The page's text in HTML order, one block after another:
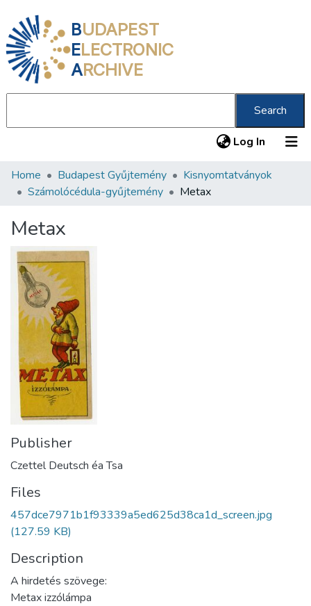
BUDAPEST
ELECTRONIC
ARCHIVE
Search
Log In (current)
Communities & Collections
Statistics
About us
Home Budapest Gyűjtemény
Kisnyomtatványok
Számolócédula-gyűjtemény
Metax
Metax
Publisher
Czettel Deutsch éa Tsa
Files
457dce7971b1f93339a5ed625d38ca1d_screen.jpg
(127.59 KB)
Description
A hirdetés szövege:
Metax izzólámpa